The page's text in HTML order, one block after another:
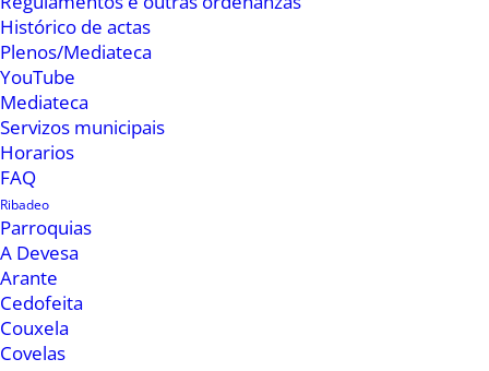
Histórico de actas
Plenos/Mediateca
YouTube
Mediateca
Servizos municipais
Horarios
FAQ
Ribadeo
Parroquias
A Devesa
Arante
Cedofeita
Couxela
Covelas
TDT de Galicia ao Concello de Ribadeo, os
beneficiados poderán disfrutar das novas canles
da TDT, que se distribuirán da seguinte forma:
Canle 47: TVEHD, TDP (Teledeporte); Canle 44:
Cuatro, Canal+Dos, LaSexta2, LaSexta3,
LaSextaHD; Canle 32: Boing, TelecincoHD, MTV,